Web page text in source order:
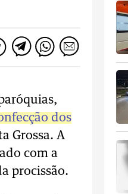
dos
Grossa. A
com a
procissão.